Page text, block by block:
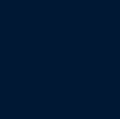
per
invasions
tota